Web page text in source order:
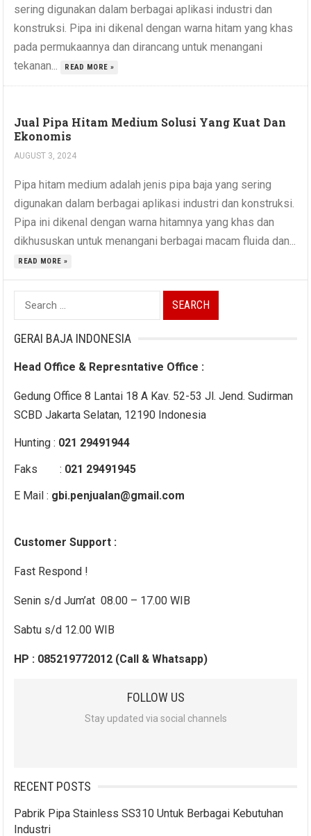
sering digunakan dalam berbagai aplikasi industri dan
konstruksi. Pipa ini dikenal dengan warna hitam yang khas
pada permukaannya dan dirancang untuk menangani
tekanan...
READ MORE »
Jual Pipa Hitam Medium Solusi Yang Kuat Dan
Ekonomis
AUGUST 3, 2024
Pipa hitam medium adalah jenis pipa baja yang sering
digunakan dalam berbagai aplikasi industri dan konstruksi.
Pipa ini dikenal dengan warna hitamnya yang khas dan
dikhususkan untuk menangani berbagai macam fluida dan...
READ MORE »
Search
for:
GERAI BAJA INDONESIA
Head Office & Represntative Office :
Gedung Office 8 Lantai 18 A Kav. 52-53 Jl. Jend. Sudirman
SCBD Jakarta Selatan, 12190 Indonesia
Hunting : 021 29491944
Faks : 021 29491945
E Mail : gbi.penjualan@gmail.com
Customer Support :
Fast Respond !
Senin s/d Jum’at 08.00 – 17.00 WIB
Sabtu s/d 12.00 WIB
HP : 085219772012 (Call & Whatsapp)
FOLLOW US
Stay updated via social channels
RECENT POSTS
Pabrik Pipa Stainless SS310 Untuk Berbagai Kebutuhan
Industri